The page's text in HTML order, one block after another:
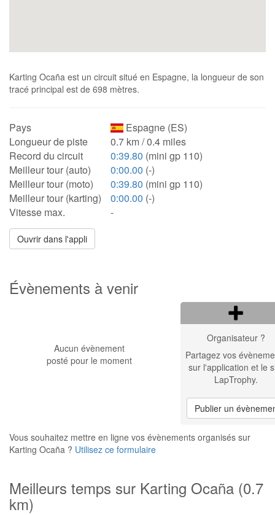
Karting Ocaña est un circuit situé en Espagne, la longueur de son
tracé principal est de 698 mètres.
Pays
Espagne (ES)
Longueur de piste
0.7 km / 0.4 miles
Record du circuit
0:39.80 (mini gp 110)
Meilleur tour (auto)
0:00.00 (-)
Meilleur tour (moto)
0:39.80 (mini gp 110)
Meilleur tour (karting)
0:00.00 (-)
Vitesse max.
-
Ouvrir dans l'appli
Évènements à venir
Aucun évènement
posté pour le moment
Organisateur ?
Partagez vos
sur l'application et le
LapTrophy.
Publier un
Vous souhaitez mettre en ligne vos évènements organisés sur
Karting Ocaña ? Utilisez ce formulaire
Meilleurs temps sur Karting Ocaña (0.7
km)